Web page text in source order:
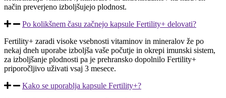
način preverjeno izboljšujejo plodnost.
Po kolikšnem času začnejo kapsule Fertility+ delovati?
Fertility+ zaradi visoke vsebnosti vitaminov in mineralov že po
nekaj dneh uporabe izboljša vaše počutje in okrepi imunski sistem,
za izboljšanje plodnosti pa je prehransko dopolnilo Fertility+
priporočljivo uživati vsaj 3 mesece.
Kako se uporablja kapsule Fertility+?